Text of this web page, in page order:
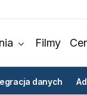
Filmy
danych